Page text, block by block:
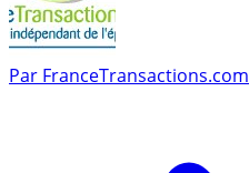
Par FranceTransactions.com